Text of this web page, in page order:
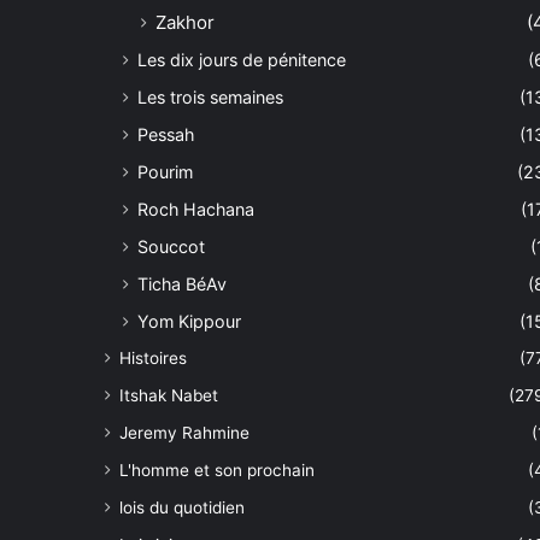
Zakhor
Les dix jours de pénitence
Les trois semaines
Pessah
Pourim
Roch Hachana
Souccot
Ticha BéAv
Yom Kippour
Histoires
Itshak Nabet
Jeremy Rahmine
L'homme et son prochain
lois du quotidien